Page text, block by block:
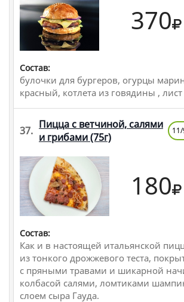
370
Состав:
булочки для бургеров, огурцы
красный, котлета из говядины , лист
37. Пицца с ветчиной, салями
и грибами(75г)
180
Состав:
Как и в настоящей итальянской
из тонкого дрожжевого теста,
с пряными травами и шикарной
колбасой салями, ломтиками
слоем сыра Гауда.